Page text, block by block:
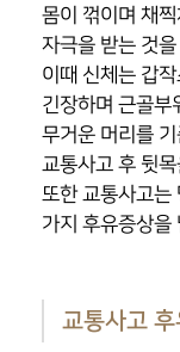
몸이 꺾이며 채
자극을 받는 것
이때 신체는 갑
긴장하며 근골부
무거운 머리를
교통사고 후 뒷
또한 교통사고는
가지 후유증상을
교통사고